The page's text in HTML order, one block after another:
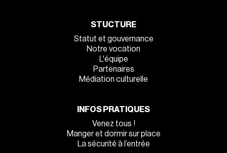
STUCTURE
Statut et gouvernance
Notre vocation
L'équipe
Partenaires
Médiation culturelle
INFOS PRATIQUES
Venez tous !
Manger et dormir sur place
La sécurité à l’entrée